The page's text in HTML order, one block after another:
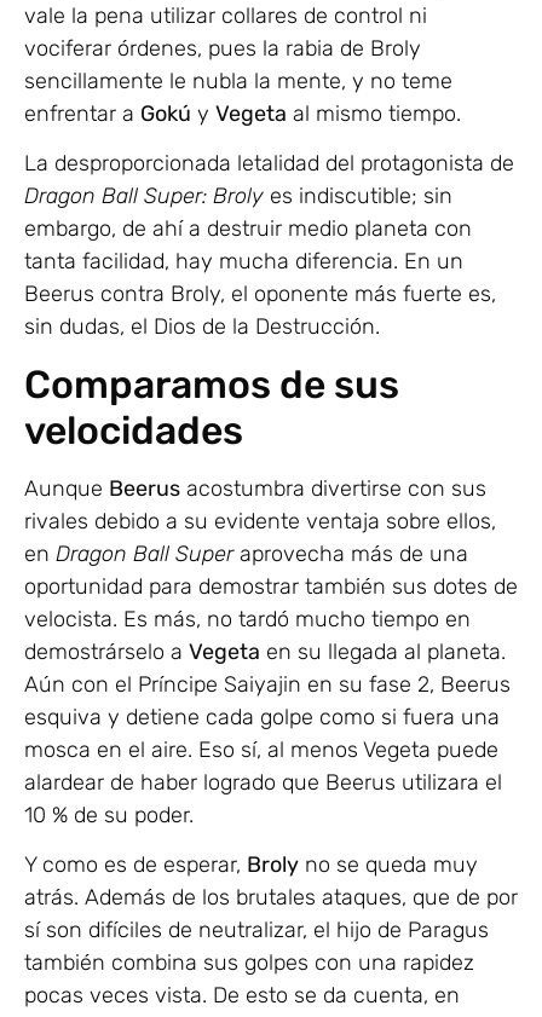
vale la pena utilizar collares de control ni
vociferar órdenes, pues la rabia de Broly
sencillamente le nubla la mente, y no teme
enfrentar a Gokú y Vegeta al mismo tiempo.
La desproporcionada letalidad del protagonista de
Dragon Ball Super: Broly es indiscutible; sin
embargo, de ahí a destruir medio planeta con
tanta facilidad, hay mucha diferencia. En un
Beerus contra Broly, el oponente más fuerte es,
sin dudas, el Dios de la Destrucción.
Comparamos de sus
velocidades
Aunque Beerus acostumbra divertirse con sus
rivales debido a su evidente ventaja sobre ellos,
en Dragon Ball Superaprovecha más de una
oportunidad para demostrar también sus dotes de
velocista. Es más, no tardó mucho tiempo en
demostrárselo a Vegeta en su llegada al planeta.
Aún con el Príncipe Saiyajin en su fase 2, Beerus
esquiva y detiene cada golpe como si fuera una
mosca en el aire. Eso sí, al menos Vegeta puede
alardear de haber logrado que Beerus utilizara el
10 % de su poder.
Y como es de esperar, Broly no se queda muy
atrás. Además de los brutales ataques, que de por
sí son difíciles de neutralizar, el hijo de Paragus
también combina sus golpes con una rapidez
pocas veces vista. De esto se da cuenta, en